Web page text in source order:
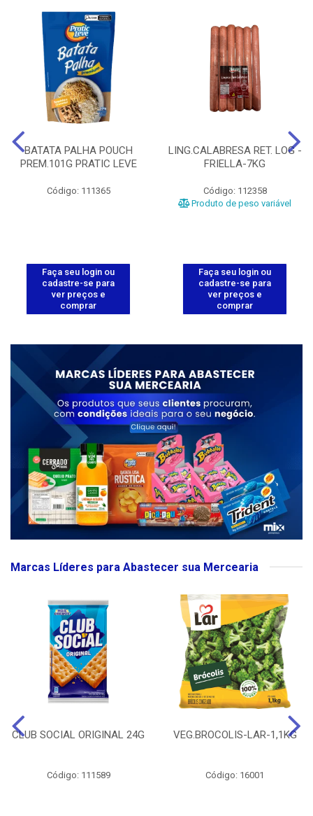
BATATA PALHA POUCH
PREM.101G PRATIC LEVE
Código: 111365
Faça seu login ou
cadastre-se para
ver preços e
comprar
LING.CALABRESA RET. LOG -
FRIELLA-7KG
Código: 112358
Produto de peso variável
Faça seu login ou
cadastre-se para
ver preços e
comprar
Marcas Líderes para Abastecer sua Mercearia
CLUB SOCIAL ORIGINAL 24G
Código: 111589
VEG.BROCOLIS-LAR-1,1KG
Código: 16001